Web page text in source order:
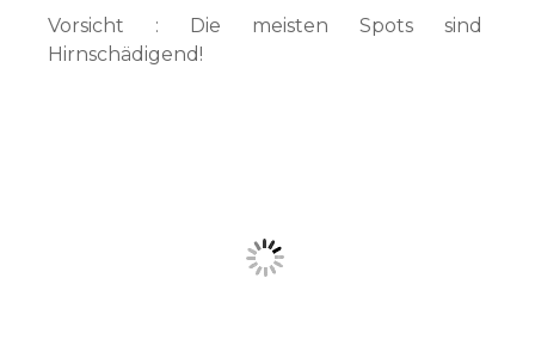
Vorsicht : Die meisten Spots sind
Hirnschädigend!